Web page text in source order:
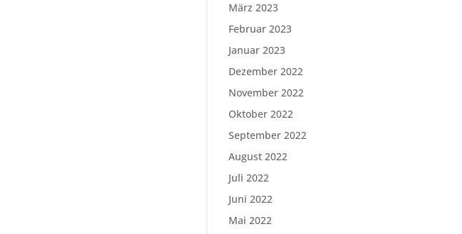
März 2023
Februar 2023
Januar 2023
Dezember 2022
November 2022
Oktober 2022
September 2022
August 2022
Juli 2022
Juni 2022
Mai 2022